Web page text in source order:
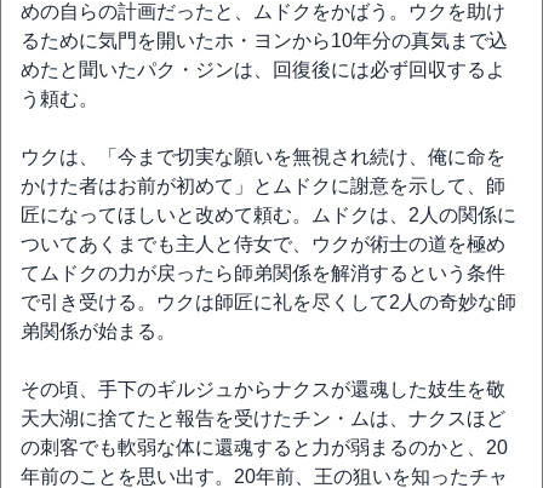
めの自らの計画だったと、ムドクをかばう。ウクを助け
るために気門を開いたホ・ヨンから10年分の真気まで込
めたと聞いたパク・ジンは、回復後には必ず回収するよ
う頼む。
ウクは、「今まで切実な願いを無視され続け、俺に命を
かけた者はお前が初めて」とムドクに謝意を示して、師
匠になってほしいと改めて頼む。ムドクは、2人の関係に
ついてあくまでも主人と侍女で、ウクが術士の道を極め
てムドクの力が戻ったら師弟関係を解消するという条件
で引き受ける。ウクは師匠に礼を尽くして2人の奇妙な師
弟関係が始まる。
その頃、手下のギルジュからナクスが還魂した妓生を敬
天大湖に捨てたと報告を受けたチン・ムは、ナクスほど
の刺客でも軟弱な体に還魂すると力が弱まるのかと、20
年前のことを思い出す。20年前、王の狙いを知ったチャ